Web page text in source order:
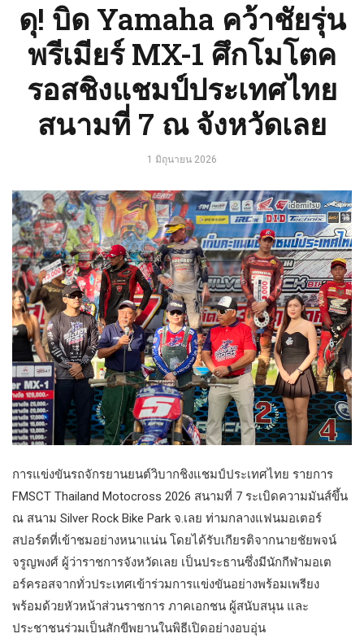
ดุ! บิด Yamaha คว้าชัยรุ่น
พรีเมียร์ MX-1 ศึกโมโตค
รอสชิงแชมป์ประเทศไทย
สนามที่ 7 ณ จังหวัดเลย
1 มิถุนายน 2026
การแข่งขันรถจักรยานยนต์วิบากชิงแชมป์ประเทศไทย รายการ
FMSCT Thailand Motocross 2026 สนามที่ 7 ระเบิดความมันส์ขึ้น
ณ สนาม Silver Rock Bike Park จ.เลย ท่ามกลางแฟนมอเตอร์
สปอร์ตที่เข้าชมอย่างหนาแน่น โดยได้รับเกียรติจากนายชัยพจน์
จรูญพงศ์ ผู้ว่าราชการจังหวัดเลย เป็นประธานซึ่งมีนักกีฬามอเต
อร์ครอสจากทั่วประเทศเข้าร่วมการแข่งขันอย่างพร้อมเพรียง
พร้อมด้วยหัวหน้าส่วนราชการ ภาคเอกชน ผู้สนับสนุน และ
ประชาชนร่วมเป็นสักขีพยานในพิธีเปิดอย่างอบอุ่น